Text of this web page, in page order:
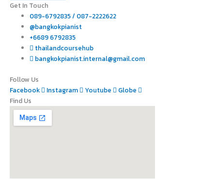
Get In Touch
089-6792835 / 087-2222622
@bangkokpianist
+6689 6792835
thailandcoursehub
bangkokpianist.internal@gmail.com
Follow Us
Facebook
Instagram Youtube
Globe
Find Us